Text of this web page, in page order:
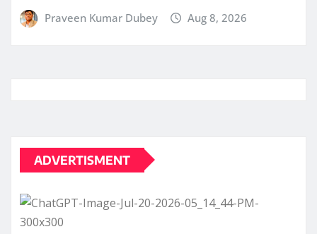
Praveen Kumar Dubey Aug 8, 2026
ADVERTISMENT